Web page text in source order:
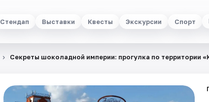
Стендап Выставки Квесты Экскурсии Спорт
Секреты шоколадной империи: прогулка по территории